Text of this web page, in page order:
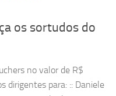
os sortudos do
no valor de R$
dirigentes para: :: Daniele